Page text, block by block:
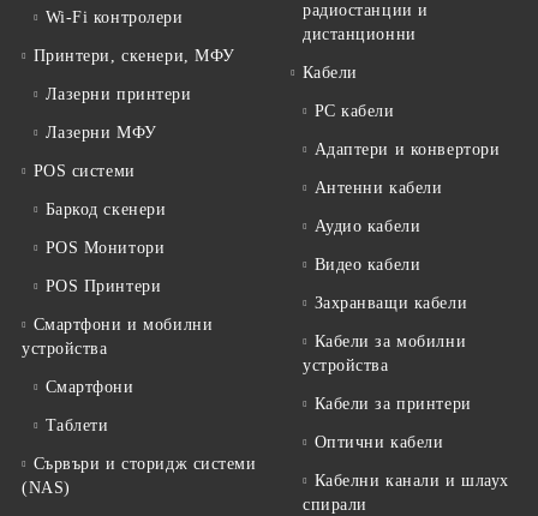
Wi-Fi контролери
Принтери, скенери, МФУ
Лазерни принтери
Лазерни МФУ
POS системи
Баркод скенери
POS Монитори
POS Принтери
Смартфони и мобилни
устройства
Смартфони
Таблети
Сървъри и сторидж системи
(NAS)
радиостанции и
дистанционни
Кабели
PC кабели
Адаптери и конвертори
Антенни кабели
Аудио кабели
Видео кабели
Захранващи кабели
Кабели за мобилни
устройства
Кабели за принтери
Оптични кабели
Кабелни канали и шлаух
спирали